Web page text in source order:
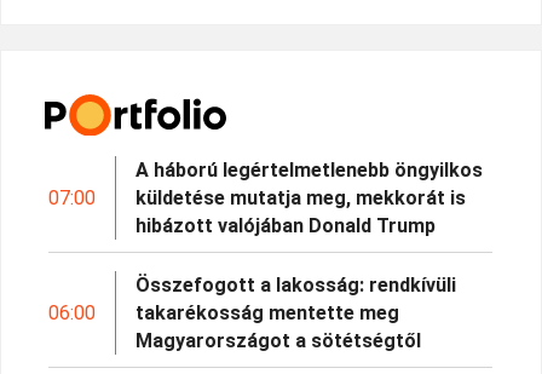
07:00
A háború legértelmetlenebb öngyilkos
küldetése mutatja meg, mekkorát is
hibázott valójában Donald Trump
06:00
Összefogott a lakosság: rendkívüli
takarékosság mentette meg
Magyarországot a sötétségtől